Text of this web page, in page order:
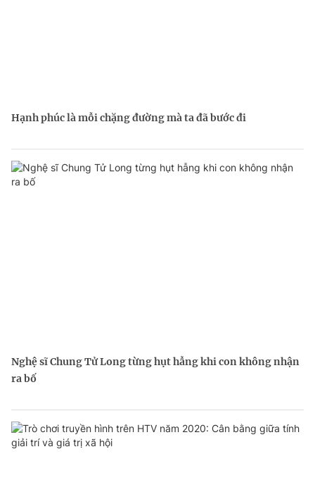
Hạnh phúc là mỗi chặng đường mà ta đã bước đi
Nghệ sĩ Chung Tử Long từng hụt hẫng khi con không nhận
ra bố